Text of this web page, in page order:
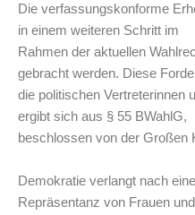
Die verfassungskonforme
in einem weiteren Schritt im
Rahmen der aktuellen
gebracht werden. Diese
die politischen Vertreterinnen
ergibt sich aus § 55 BWahlG,
beschlossen von der Großen
Demokratie verlangt nach
Repräsentanz von Frauen